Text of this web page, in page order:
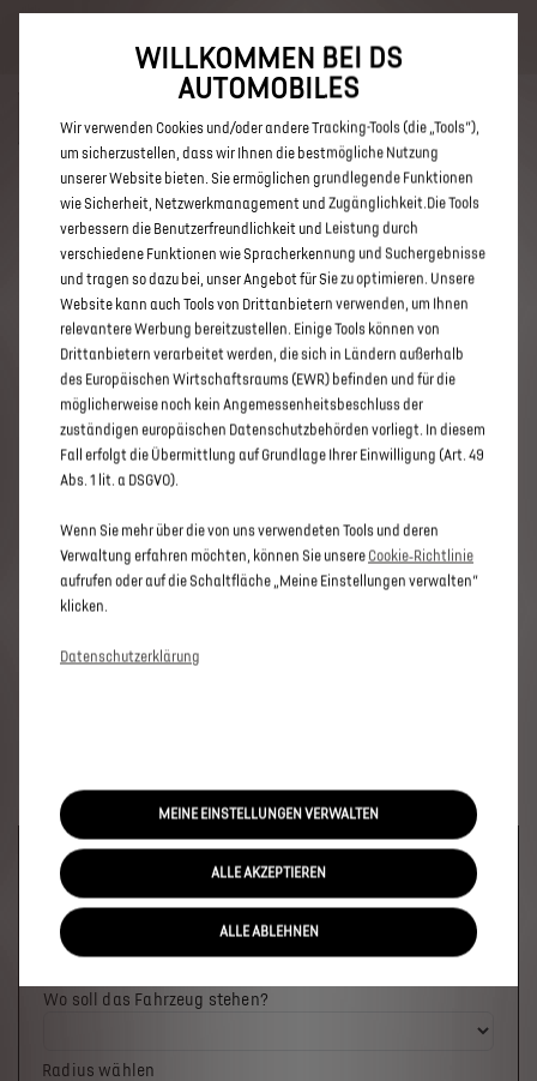
Hybride. Mehr erfahren >>
ENTDECKEN SIE ALLE DS 3 UND
DS 3 CROSSBACK NEUWAGEN IN
DESSAU
Welches Fahrzeug möchten Sie?
Wo soll das Fahrzeug stehen?
Radius wählen
WILLKOMMEN BEI DS
AUTOMOBILES
Wir verwenden Cookies und/oder andere Tracking-Tools (die „Tools“),
um sicherzustellen, dass wir Ihnen die bestmögliche Nutzung
unserer Website bieten. Sie ermöglichen grundlegende Funktionen
wie Sicherheit, Netzwerkmanagement und Zugänglichkeit.Die Tools
verbessern die Benutzerfreundlichkeit und Leistung durch
verschiedene Funktionen wie Spracherkennung und Suchergebnisse
und tragen so dazu bei, unser Angebot für Sie zu optimieren. Unsere
Website kann auch Tools von Drittanbietern verwenden, um Ihnen
relevantere Werbung bereitzustellen. Einige Tools können von
Drittanbietern verarbeitet werden, die sich in Ländern außerhalb
des Europäischen Wirtschaftsraums (EWR) befinden und für die
möglicherweise noch kein Angemessenheitsbeschluss der
zuständigen europäischen Datenschutzbehörden vorliegt. In diesem
Fall erfolgt die Übermittlung auf Grundlage Ihrer Einwilligung (Art. 49
Abs. 1 lit. a DSGVO).
Wenn Sie mehr über die von uns verwendeten Tools und deren
Verwaltung erfahren möchten, können Sie unsere Cookie‑Richtlinie
aufrufen oder auf die Schaltfläche „Meine Einstellungen verwalten“
klicken.
Datenschutzerklärung
MEINE EINSTELLUNGEN VERWALTEN
ALLE AKZEPTIEREN
ALLE ABLEHNEN